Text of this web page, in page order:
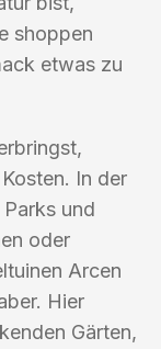
shoppen
etwas zu
In der
und
oder
Arcen
Hier
Gärten,